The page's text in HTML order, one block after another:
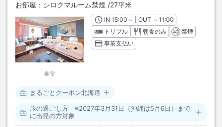
お部屋： シロクマルーム禁煙 /27平米
客室
INチェックイン
15:00 ～ | OUT チェックアウト
～11:00
トリプル
朝食のみ
禁煙
事前支払い
まるごとクーポン北海道
旅の過ごし方 ※2027年3月31日（沖縄は5月6日）まで
に出発の方対象